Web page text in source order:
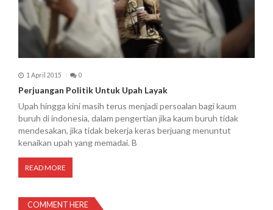
1 April 2015 0
Perjuangan Politik Untuk Upah Layak
Upah hingga kini masih terus menjadi persoalan bagi kaum
buruh di indonesia, dalam pengertian jika kaum buruh tidak
mendesakan, jika tidak bekerja keras berjuang menuntut
kenaikan upah yang memadai. B
READ MORE
COMMENT HERE